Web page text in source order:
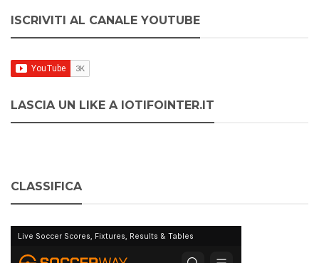
ISCRIVITI AL CANALE YOUTUBE
LASCIA UN LIKE A IOTIFOINTER.IT
CLASSIFICA